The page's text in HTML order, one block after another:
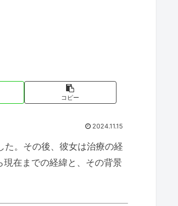
コピー
2024.11.15
。その後、彼女は治療の経
在までの経緯と、その背景